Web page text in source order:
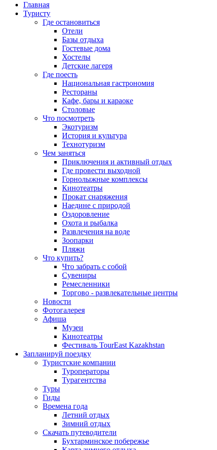
Главная
Туристу
Где остановиться
Отели
Базы отдыха
Гостевые дома
Хостелы
Детские лагеря
Где поесть
Национальная гастрономия
Рестораны
Кафе, бары и караоке
Столовые
Что посмотреть
Экотуризм
История и культура
Технотуризм
Чем заняться
Приключения и активный отдых
Где провести выходной
Горнолыжные комплексы
Кинотеатры
Прокат снаряжения
Наедине с природой
Оздоровление
Охота и рыбалка
Развлечения на воде
Зоопарки
Пляжи
Что купить?
Что забрать с собой
Сувениры
Ремесленники
Торгово - развлекательные центры
Новости
Фотогалерея
Афиша
Музеи
Кинотеатры
Фестиваль TourEast Kazakhstan
Запланируй поездку
Туристские компании
Туроператоры
Турагентства
Туры
Гиды
Времена года
Летний отдых
Зимний отдых
Скачать путеводители
Бухтарминское побережье